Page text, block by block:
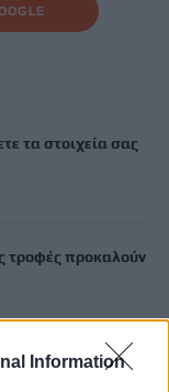
Information
τα στοιχεία σας
τροφές προκαλούν
για τις